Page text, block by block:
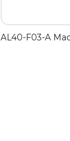
AL40-F03-A